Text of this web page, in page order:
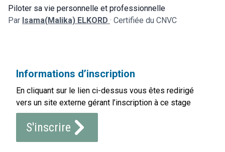
Piloter sa vie personnelle et professionnelle
Par Isama(Malika) ELKORD · Certifiée du CNVC
Informations d’inscription
En cliquant sur le lien ci-dessus vous êtes redirigé
vers un site externe gérant l’inscription à ce stage
S'inscrire